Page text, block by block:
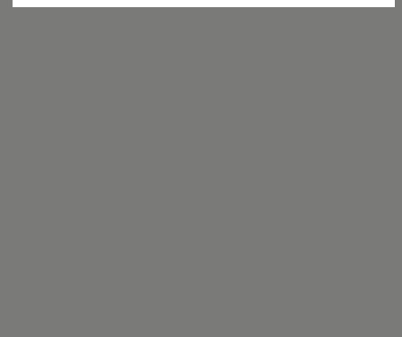
Karriere im Autohaus